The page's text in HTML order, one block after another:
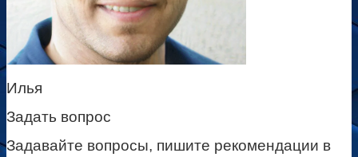
Илья
Задать вопрос
Задавайте вопросы, пишите рекомендации в